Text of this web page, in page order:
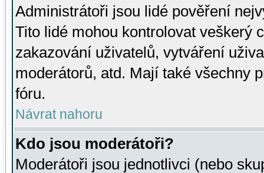
Administrátoři jsou lidé pověření
Tito lidé mohou kontrolovat veškerý
zakazování uživatelů, vytváření
moderátorů, atd. Mají také všechny
fóru.
Návrat nahoru
Kdo jsou moderátoři?
Moderátoři jsou jednotlivci (nebo